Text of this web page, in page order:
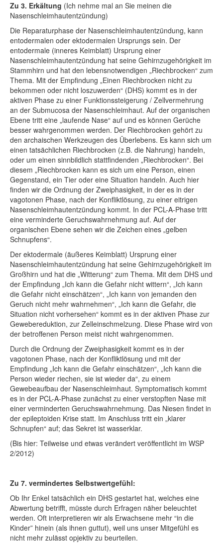
Zu 3. Erkältung (Ich nehme mal an Sie meinen die
Nasenschleimhautentzündung)
Die Reparaturphase der Nasenschleimhautentzündung, kann
entodermalen oder ektodermalen Ursprungs sein. Der
entodermale (inneres Keimblatt) Ursprung einer
Nasenschleimhautentzündung hat seine Gehirnzugehörigkeit im
Stammhirn und hat den lebensnotwendigen „Riechbrocken“ zum
Thema. Mit der Empfindung „Einen Riechbrocken nicht zu
bekommen oder nicht loszuwerden“ (DHS) kommt es in der
aktiven Phase zu einer Funktionssteigerung / Zellvermehrung
an der Submucosa der Nasenschleimhaut. Auf der organischen
Ebene tritt eine „laufende Nase“ auf und es können Gerüche
besser wahrgenommen werden. Der Riechbrocken gehört zu
den archaischen Werkzeugen des Überlebens. Es kann sich um
einen tatsächlichen Riechbrocken (z.B. die Nahrung) handeln,
oder um einen sinnbildlich stattfindenden „Riechbrocken“. Bei
diesem „Riechbrocken kann es sich um eine Person, einen
Gegenstand, ein Tier oder eine Situation handeln. Auch hier
finden wir die Ordnung der Zweiphasigkeit, in der es in der
vagotonen Phase, nach der Konfliktlösung, zu einer eitrigen
Nasenschleimhautentzündung kommt. In der PCL-A-Phase tritt
eine verminderte Geruchswahrnehmung auf. Auf der
organischen Ebene sehen wir die Zeichen eines „gelben
Schnupfens“.
Der ektodermale (äußeres Keimblatt) Ursprung einer
Nasenschleimhautentzündung hat seine Gehirnzugehörigkeit im
Großhirn und hat die „Witterung“ zum Thema. Mit dem DHS und
der Empfindung „Ich kann die Gefahr nicht wittern“, „Ich kann
die Gefahr nicht einschätzen“, „Ich kann von jemanden den
Geruch nicht mehr wahrnehmen“, „Ich kann die Gefahr, die
Situation nicht vorhersehen“ kommt es in der aktiven Phase zur
Gewebereduktion, zur Zelleinschmelzung. Diese Phase wird von
der betroffenen Person meist nicht wahrgenommen.
Durch die Ordnung der Zweiphasigkeit kommt es in der
vagotonen Phase, nach der Konfliktlösung und mit der
Empfindung „Ich kann die Gefahr einschätzen“, „Ich kann die
Person wieder riechen, sie ist wieder da“, zu einem
Gewebeaufbau der Nasenschleimhaut. Symptomatisch kommt
es in der PCL-A-Phase zunächst zu einer verstopften Nase mit
einer verminderten Geruchswahrnehmung. Das Niesen findet in
der epileptoiden Krise statt. Im Anschluss tritt ein „klarer
Schnupfen“ auf; das Sekret ist wasserklar.
(Bis hier: Teilweise und etwas verändert veröffentlicht im WSP
2/2012)
Zu 7. vermindertes Selbstwertgefühl:
Ob Ihr Enkel tatsächlich ein DHS gestartet hat, welches eine
Abwertung betrifft, müsste durch Erfragen näher beleuchtet
werden. Oft interpretieren wir als Erwachsene mehr “in die
Kinder” hinein (als ihnen guttut), weil uns unser Mitgefühl es
nicht mehr zulässt opjektiv zu beurteilen.